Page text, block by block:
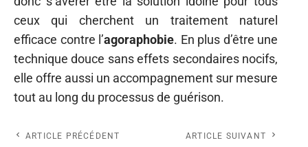
ceux qui cherchent un traitement naturel
efficace contre l’agoraphobie. En plus d’être une
technique douce sans effets secondaires nocifs,
elle offre aussi un accompagnement sur mesure
tout au long du processus de guérison.
ARTICLE PRÉCÉDENT ARTICLE SUIVANT